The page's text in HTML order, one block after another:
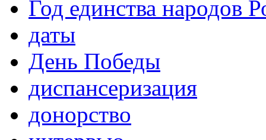
Год единства народов
даты
День Победы
диспансеризация
донорство